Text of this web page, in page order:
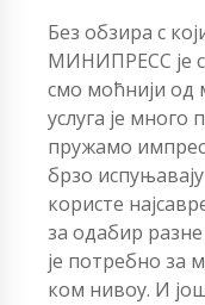
Без обзира с
МИНИПРЕСС је
смо моћнији од
услуга је много
пружамо
брзо
користе
за одабир
је потребно за
ком нивоу. И